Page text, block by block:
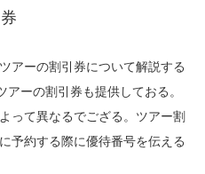
アーの割引券について解説する
ーの割引券も提供しておる。
って異なるでござる。ツアー割
予約する際に優待番号を伝える